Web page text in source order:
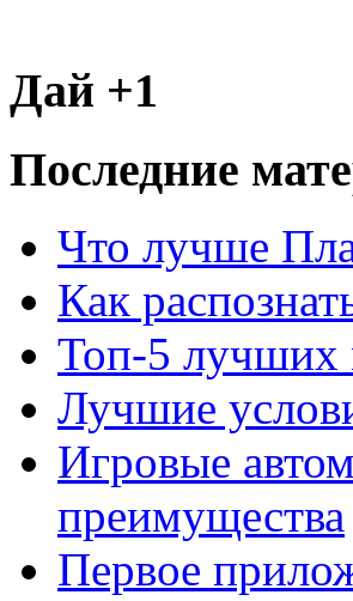
Дай +1
Последние
Что лучше
Как
Топ-5 лучших
Лучшие
Игровые
преимущества
Первое